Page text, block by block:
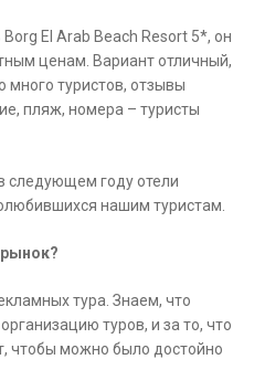
El Arab Beach Resort 5*, он
ценам. Вариант отличный,
много туристов, отзывы
пляж, номера – туристы
следующем году отели
нашим туристам.
рынок?
тура. Знаем, что
туров, и за то, что
чтобы можно было достойно